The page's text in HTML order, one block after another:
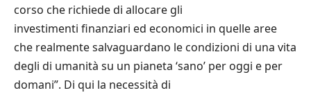
corso che richiede di allocare gli
investimenti finanziari ed economici in quelle aree
che realmente salvaguardano le condizioni di una vita
degli di umanità su un pianeta ‘sano’ per oggi e per
domani”. Di qui la necessità di